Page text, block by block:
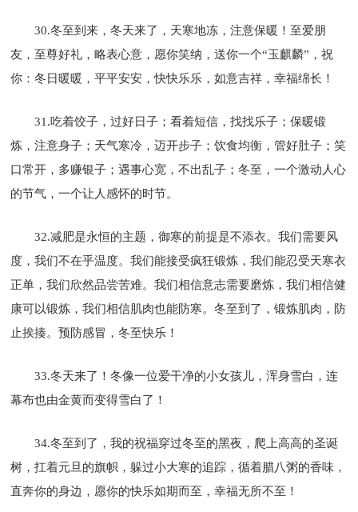
30.冬至到来，冬天来了，天寒地冻，注意保暖！至爱朋
友，至尊好礼，略表心意，愿你笑纳，送你一个“玉麒麟”，祝
你：冬日暖暖，平平安安，快快乐乐，如意吉祥，幸福绵长！
31.吃着饺子，过好日子；看着短信，找找乐子；保暖锻
炼，注意身子；天气寒冷，迈开步子；饮食均衡，管好肚子；笑
口常开，多赚银子；遇事心宽，不出乱子；冬至，一个激动人心
的节气，一个让人感怀的时节。
32.减肥是永恒的主题，御寒的前提是不添衣。我们需要风
度，我们不在乎温度。我们能接受疯狂锻炼，我们能忍受天寒衣
正单，我们欣然品尝苦难。我们相信意志需要磨炼，我们相信健
康可以锻炼，我们相信肌肉也能防寒。冬至到了，锻炼肌肉，防
止挨揍。预防感冒，冬至快乐！
33.冬天来了！冬像一位爱干净的小女孩儿，浑身雪白，连
幕布也由金黄而变得雪白了！
34.冬至到了，我的祝福穿过冬至的黑夜，爬上高高的圣诞
树，扛着元旦的旗帜，躲过小大寒的追踪，循着腊八粥的香味，
直奔你的身边，愿你的快乐如期而至，幸福无所不至！